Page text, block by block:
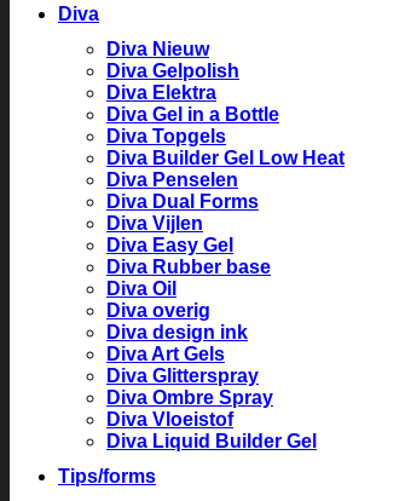
Diva
Diva Nieuw
Diva Gelpolish
Diva Elektra
Diva Gel in a Bottle
Diva Topgels
Diva Builder Gel Low Heat
Diva Penselen
Diva Dual Forms
Diva Vijlen
Diva Easy Gel
Diva Rubber base
Diva Oil
Diva overig
Diva design ink
Diva Art Gels
Diva Glitterspray
Diva Ombre Spray
Diva Vloeistof
Diva Liquid Builder Gel
Tips/forms